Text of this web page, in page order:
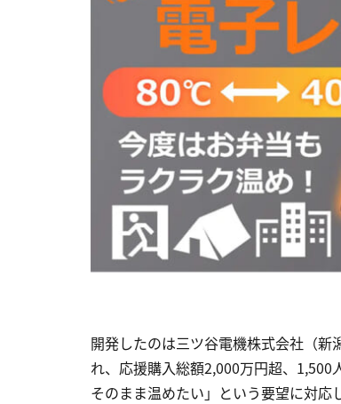
開発したのは三ツ谷電機株式会社（
れ、応援購入総額2,000万円超、
そのまま温めたい」という要望に対応